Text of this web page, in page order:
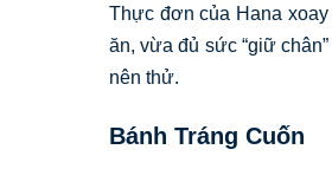
Thực đơn của Hana
ăn, vừa đủ sức “giữ
nên thử.
Bánh Tráng Cuốn